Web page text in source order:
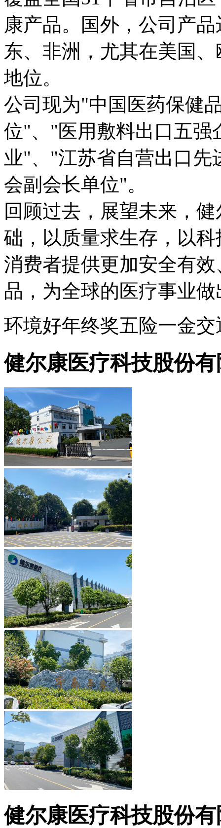
康产品。国外，公司产
东、非洲，尤其在美国
地位。
公司现为"中国医药保健
位"、"医用敷料出口五强
业"、"江苏省自营出口
会副会长单位"。
回顾过去，展望未来，
础，以质量求生存，以
消费者提供更加安全有
品，为全球的医疗事业
环境好年终奖五险一金交
健尔康医疗科技股份
健尔康医疗科技股份